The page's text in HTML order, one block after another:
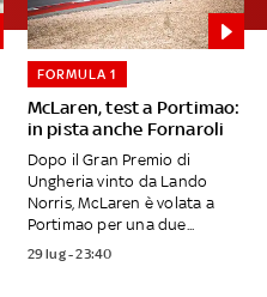
McLaren, test a Portimao:
in pista anche Fornaroli
FORMULA 1
Dopo il Gran Premio di
Ungheria vinto da Lando
Norris, McLaren è volata a
Portimao per una due...
29 lug - 23:40